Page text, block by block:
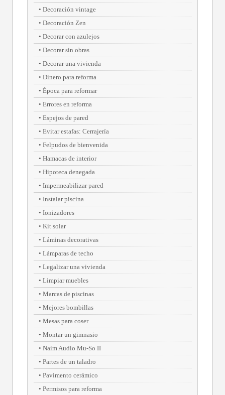
Decoración vintage
Decoración Zen
Decorar con azulejos
Decorar sin obras
Decorar una vivienda
Dinero para reforma
Época para reformar
Errores en reforma
Espejos de pared
Evitar estafas: Cerrajería
Felpudos de bienvenida
Hamacas de interior
Hipoteca denegada
Impermeabilizar pared
Instalar piscina
Ionizadores
Kit solar
Láminas decorativas
Lámparas de techo
Legalizar una vivienda
Limpiar muebles
Marcas de piscinas
Mejores bombillas
Mesas para coser
Montar un gimnasio
Naim Audio Mu-So II
Partes de un taladro
Pavimento cerámico
Permisos para reforma